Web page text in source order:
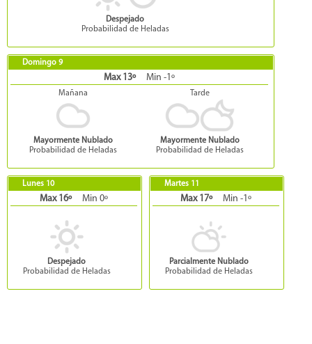
Despejado
Probabilidad de Heladas
Domingo 9
Max 13º Min -1º
Mañana
Mayormente Nublado
Probabilidad de Heladas
Tarde
Mayormente Nublado
Probabilidad de Heladas
Lunes 10
Max 16º Min 0º
Despejado
Probabilidad de Heladas
Martes 11
Max 17º Min -1º
Parcialmente Nublado
Probabilidad de Heladas